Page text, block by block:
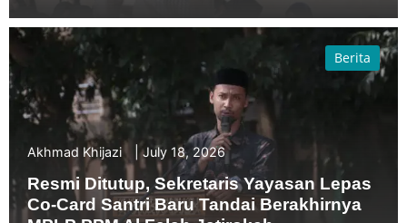
Akhmad Khijazi July 18, 2026
Resmi Ditutup, Sekretaris Yayasan Lepas
Co-Card Santri Baru Tandai Berakhirnya
Berita